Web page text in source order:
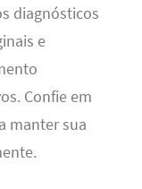
diagnósticos
e
Confie em
manter sua